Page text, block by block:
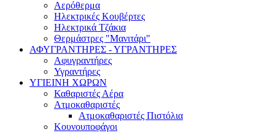
Αερόθερμα
Ηλεκτρικές Κουβέρτες
Ηλεκτρικά Τζάκια
Θερμάστρες "Μανιτάρι"
ΑΦΥΓΡΑΝΤΗΡΕΣ - ΥΓΡΑΝΤΗΡΕΣ
Αφυγραντήρες
Υγραντήρες
ΥΓΙΕΙΝΗ ΧΩΡΩΝ
Καθαριστές Αέρα
Ατμοκαθαριστές
Ατμοκαθαριστές Πιστόλια
Κουνουποφάγοι